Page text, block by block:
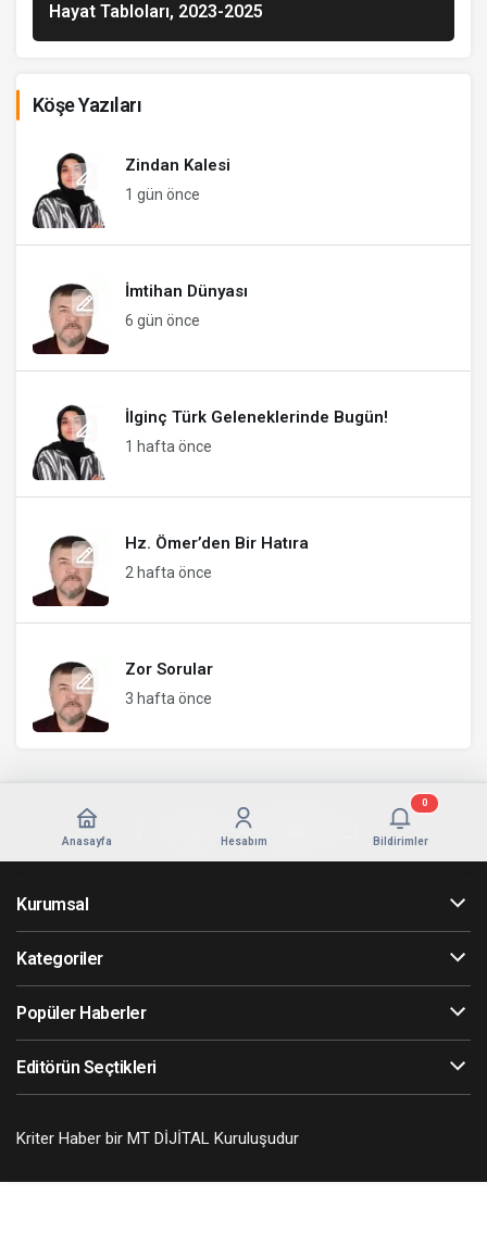
Hayat Tabloları, 2023-2025
Köşe Yazıları
Zindan Kalesi
1 gün önce
İmtihan Dünyası
6 gün önce
İlginç Türk Geleneklerinde Bugün!
1 hafta önce
Hz. Ömer’den Bir Hatıra
2 hafta önce
Zor Sorular
3 hafta önce
Anasayfa Hesabım Bildirimler
0
Kurumsal
Kategoriler
Popüler Haberler
Editörün Seçtikleri
Kriter Haber bir MT DİJİTAL Kuruluşudur